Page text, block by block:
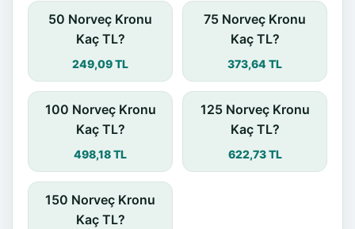
50 Norveç Kronu
Kaç TL?
249,09 TL
75 Norveç Kronu
Kaç TL?
373,64 TL
100 Norveç Kronu
Kaç TL?
498,18 TL
125 Norveç Kronu
Kaç TL?
622,73 TL
150 Norveç Kronu
Kaç TL?